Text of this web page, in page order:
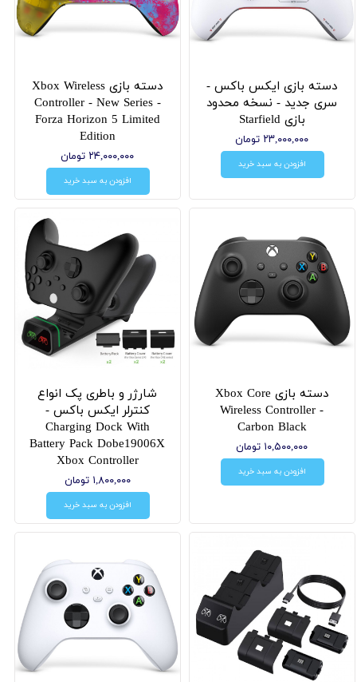
دسته بازی ایکس باکس -
سری جدید - نسخه محدود
بازی Starfield
۲۳,۰۰۰,۰۰۰ تومان
افزودن به سبد خرید
دسته بازی Xbox Wireless
Controller - New Series -
Forza Horizon 5 Limited
Edition
۲۴,۰۰۰,۰۰۰ تومان
افزودن به سبد خرید
دسته بازی Xbox Core
Wireless Controller -
Carbon Black
۱۰,۵۰۰,۰۰۰ تومان
افزودن به سبد خرید
شارژر و باطری پک انواع
کنترلر ایکس باکس -
Charging Dock With
Battery Pack Dobe19006X
Xbox Controller
۱,۸۰۰,۰۰۰ تومان
افزودن به سبد خرید